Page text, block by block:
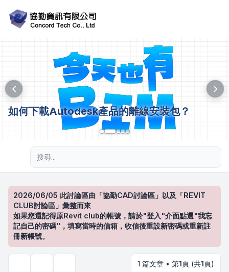
如何下載Autodesk產品的離線安裝包？
2026/06/05 此討論區由「協勤CAD討論區」以及「REVIT
CLUB討論區」彙整而來
如果您還記得原Revit club的帳號，請於"登入"介面點選"我忘
記自己的密碼"，填寫當時的信箱，收信後重設新密碼或重新註
冊新帳號。
1 篇文章 • 第1頁 (共1頁)